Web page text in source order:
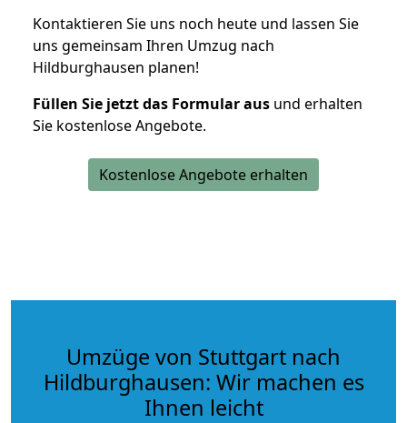
Kontaktieren Sie uns noch heute und lassen Sie
uns gemeinsam Ihren Umzug nach
Hildburghausen planen!
Füllen Sie jetzt das Formular aus und erhalten
Sie kostenlose Angebote.
Kostenlose Angebote erhalten
Umzüge von Stuttgart nach
Hildburghausen: Wir machen es
Ihnen leicht